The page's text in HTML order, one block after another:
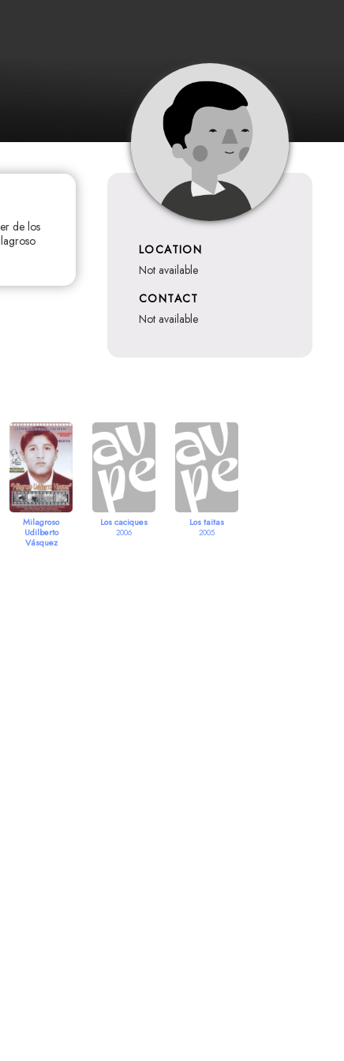
de los
LOCATION
not available
CONTACT
not available
Milagroso
Udilberto
Vásquez
Los caciques
2006
Los taitas
2005